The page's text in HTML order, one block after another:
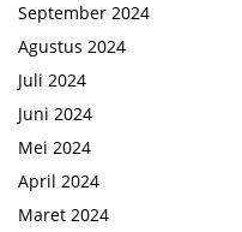
September 2024
Agustus 2024
Juli 2024
Juni 2024
Mei 2024
April 2024
Maret 2024